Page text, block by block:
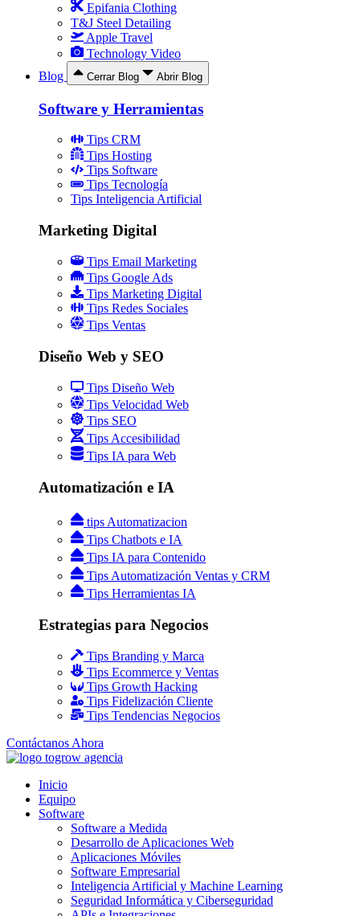
Epifania Clothing
T&J Steel Detailing
Apple Travel
Technology Video
Blog
Cerrar Blog Abrir Blog
Software y Herramientas
Tips CRM
Tips Hosting
Tips Software
Tips Tecnología
Tips Inteligencia Artificial
Marketing Digital
Tips Email Marketing
Tips Google Ads
Tips Marketing Digital
Tips Redes Sociales
Tips Ventas
Diseño Web y SEO
Tips Diseño Web
Tips Velocidad Web
Tips SEO
Tips Accesibilidad
Tips IA para Web
Automatización e IA
tips Automatizacion
Tips Chatbots e IA
Tips IA para Contenido
Tips Automatización Ventas y CRM
Tips Herramientas IA
Estrategias para Negocios
Tips Branding y Marca
Tips Ecommerce y Ventas
Tips Growth Hacking
Tips Fidelización Cliente
Tips Tendencias Negocios
Contáctanos Ahora
Inicio
Equipo
Software
Software a Medida
Desarrollo de Aplicaciones Web
Aplicaciones Móviles
Software Empresarial
Inteligencia Artificial y Machine Learning
Seguridad Informática y Ciberseguridad